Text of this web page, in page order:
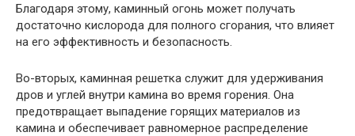
Благодаря этому, каминный огонь может получать
достаточно кислорода для полного сгорания, что влияет
на его эффективность и безопасность.
Во-вторых, каминная решетка служит для удерживания
дров и углей внутри камина во время горения. Она
предотвращает выпадение горящих материалов из
камина и обеспечивает равномерное распределение